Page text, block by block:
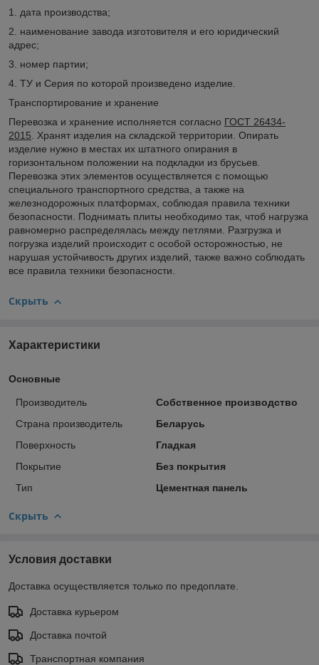
1. дата производства;
2. наименование завода изготовителя и его юридический
адрес;
3. номер партии;
4. ТУ и Серия по которой произведено изделие.
Транспортирование и хранение
Перевозка и хранение исполняется согласно ГОСТ 26434-
2015. Хранят изделия на складской территории. Опирать
изделие нужно в местах их штатного опирания в
горизонтальном положении на подкладки из брусьев.
Перевозка этих элементов осуществляется с помощью
специального транспортного средства, а также на
железнодорожных платформах, соблюдая правила техники
безопасности. Поднимать плиты необходимо так, чтоб нагрузка
равномерно распределялась между петлями. Разгрузка и
погрузка изделий происходит с особой осторожностью, не
нарушая устойчивость других изделий, также важно соблюдать
все правила техники безопасности.
Скрыть
Характеристики
Основные
Производитель
Собственное производство
Страна производитель
Беларусь
Поверхность
Гладкая
Покрытие
Без покрытия
Тип
Цементная панель
Скрыть
Условия доставки
Доставка осуществляется только по предоплате.
Доставка курьером
Доставка почтой
Транспортная компания